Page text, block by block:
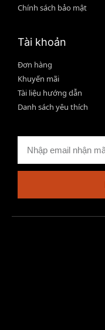
Chính sách bảo mật
Tài khoản
Đơn hàng
Khuyến mãi
Tài liệu hướng dẫn
Danh sách yêu thích